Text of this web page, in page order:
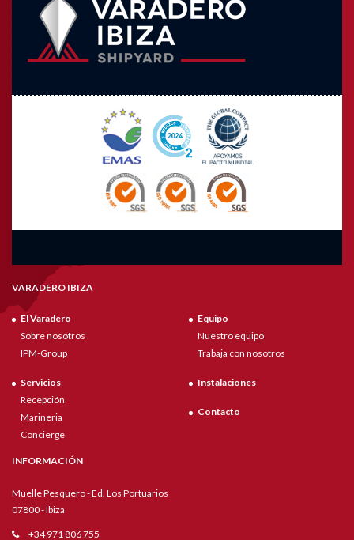
VARADERO IBIZA
El Varadero
Sobre nosotros
IPM-Group
Servicios
Recepción
Marineria
Concierge
Equipo
Nuestro equipo
Trabaja con nosotros
Instalaciones
Contacto
INFORMACIÓN
Muelle Pesquero - Ed. Los Portuarios
07800 - Ibiza
+34 971 806 755